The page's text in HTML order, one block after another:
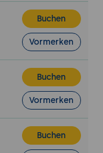
Nutzung von
und ovs-
Leistung und
zur Diagnose
bei der
Buchen
Vormerken
Buchen
Vormerken
Buchen